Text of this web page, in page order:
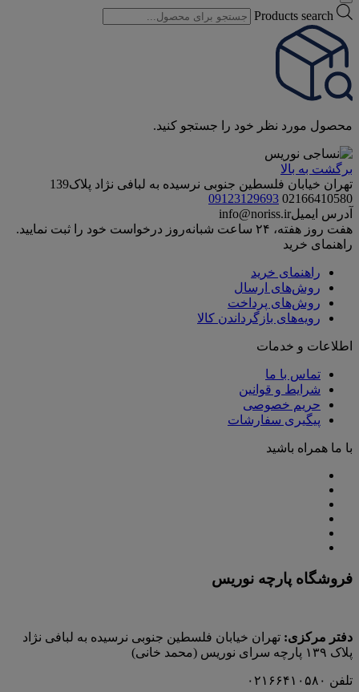
Products search
محصول مورد نظر خود را جستجو کنید.
برگشت به بالا
تهران خیابان فلسطین جنوبی نرسیده به لبافی نژاد پلاک139
02166410580
09123129693
آدرس ایمیلinfo@noriss.ir
هفت روز هفته، ۲۴ ساعت شبانه‌روز درخواست خود را ثبت نمایید.
راهنمای خرید
راهنمای خرید
روش‌های ارسال
روش‌های پرداخت
رویه‌های بازگرداندن کالا
اطلاعات و خدمات
تماس با ما
شرایط و قوانین
حریم خصوصی
پیگیری سفارشات
با ما همراه باشید
فروشگاه پارچه نوریس
دفتر مرکزی: تهران خیابان فلسطین جنوبی نرسیده به لبافی نژاد
پلاک ۱۳۹ پارچه‌ سرای نوريس (محمد خانی)
تلفن ۰۲۱۶۶۴۱۰۵۸۰